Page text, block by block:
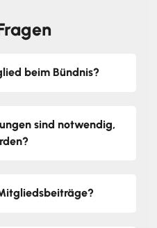
beim Bündnis?
sind notwendig,